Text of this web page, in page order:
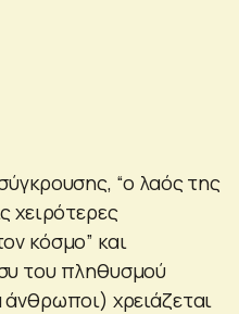
“ο λαός της
χειρότερες
κόσμο” και
του πληθυσμού
χρειάζεται